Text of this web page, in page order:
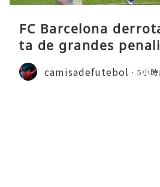
FC Barcelona
ta de grandes
-época
camisadefutebol 5小